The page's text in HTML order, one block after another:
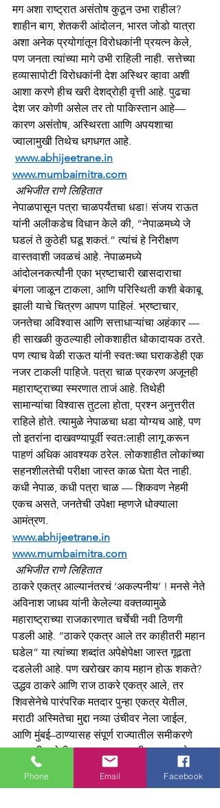
मग अशा राष्ट्रात असंतोष कुठून उभा राहील?
शाहीन बाग, शेतकरी आंदोलन, भारत जोडो यात्रा
अशा अनेक प्रयोगांतून विरोधकांनी प्रयत्न केले,
पण जनता त्यांच्या मागे उभी राहिली नाही. सत्तेच्या
हव्यासापोटी विरोधकांनी देश अस्थिर व्हावा अशी
आशा करणे हीच खरी देशद्रोही वृत्ती आहे. पुढचा
देश जर कोणी असेल तर तो पाकिस्तान आहे—
कारण असंतोष, अस्थिरता आणि अपयशाचा
ज्वालामुखी तिथेच धगधगत आहे.
www.abhijeetrane.in
www.mumbaimitra.com
अभिजीत राणे लिहितात
नेपाळपासून पत्रा चाळपर्यंतचा धडा! संजय राऊत
यांनी अलीकडेच विधान केले की, “नेपाळमध्ये जे
घडलं ते कुठेही घडू शकतं.” त्यांचं हे निरीक्षण
वास्तवाशी जवळचं आहे. नेपाळमध्ये
आंदोलनकर्त्यांनी एका भ्रष्टाचारी खासदाराचा
बंगला जाळून टाकला, आणि परिस्थिती कशी बेकाबू
झाली याचे चित्रण आपण पाहिलं. भ्रष्टाचार,
जनतेचा अविश्वास आणि सत्ताधाऱ्यांचा अहंकार —
ही साखळी कुठल्याही लोकशाहीत धोकादायक ठरते.
पण त्याच वेळी राऊत यांनी स्वतःच्या घराकडेही एक
नजर टाकली पाहिजे. पत्रा चाळ प्रकरण अजूनही
महाराष्ट्राच्या स्मरणात ताजं आहे. तिथेही
सामान्यांचा विश्वास तुटला होता, प्रश्न अनुत्तरीत
राहिले होते. त्यामुळे नेपाळचा धडा योग्यच आहे, पण
तो इतरांना दाखवण्यापूर्वी स्वतःलाही लागू करून
पाहणं अधिक आवश्यक ठरेल. लोकशाहीत लोकांच्या
सहनशीलतेची परीक्षा जास्त काळ घेता येत नाही.
कधी नेपाळ, कधी पत्रा चाळ — शिकवण नेहमी
एकच असते, जनतेची उपेक्षा म्हणजे धोक्याला
आमंत्रण.
www.abhijeetrane.in
www.mumbaimitra.com
अभिजीत राणे लिहितात
ठाकरे एकत्र आल्यानंतरचं ‘अकल्पनीय’ ! मनसे नेते
अविनाश जाधव यांनी केलेल्या वक्तव्यामुळे
महाराष्ट्राच्या राजकारणात चर्चेची नवी ठिणगी
पडली आहे. “ठाकरे एकत्र आले तर काहीतरी महान
घडेल” या त्यांच्या शब्दांत अपेक्षेपेक्षा जास्त गूढता
दडलेली आहे. पण खरोखर काय महान होऊ शकते?
उद्धव ठाकरे आणि राज ठाकरे एकत्र आले, तर
शिवसेनेचे पारंपरिक मतदार पुन्हा एकत्र येतील,
मराठी अस्मितेचा मुद्दा नव्या उंचीवर नेला जाईल,
आणि मुंबई–ठाण्यासह संपूर्ण राज्यातील समीकरणे
डळमळीत होतील. मात्र, हा एकत्रीकरणाचा खेळ
फक्त भावनिक पातळीवर मर्यादित राहील की
खरोखर सत्ता समीकरणांमध्ये धक्का देईल, हे पाहणे
Phone Email Facebook